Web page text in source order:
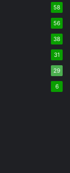
58
56
38
31
29
6